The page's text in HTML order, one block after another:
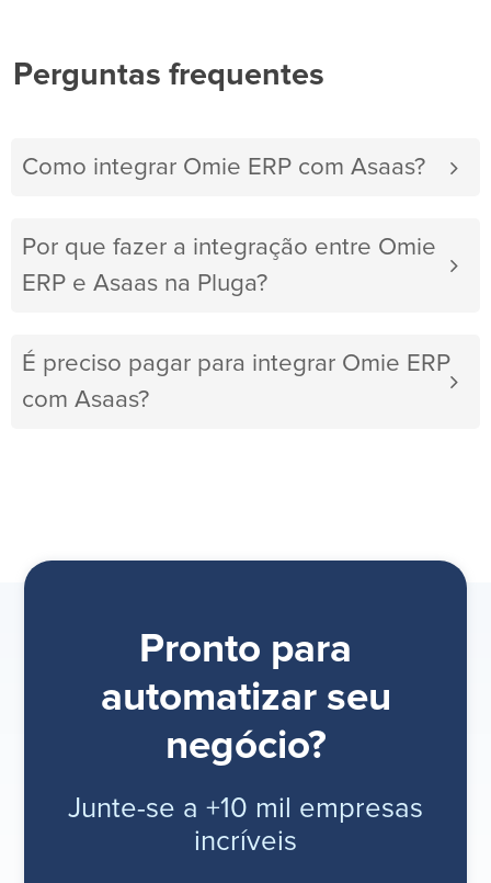
Perguntas frequentes
Como integrar Omie ERP com Asaas?
Por que fazer a integração entre Omie
ERP e Asaas na Pluga?
É preciso pagar para integrar Omie ERP
com Asaas?
Pronto para
automatizar seu
negócio?
Junte-se a +10 mil empresas
incríveis